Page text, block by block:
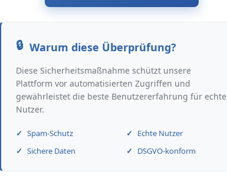
Warum diese Überprüfung?
Diese Sicherheitsmaßnahme schützt unsere
Plattform vor automatisierten Zugriffen und
gewährleistet die beste Benutzererfahrung für echte
Nutzer.
Spam-Schutz
Echte Nutzer
Sichere Daten
DSGVO-konform